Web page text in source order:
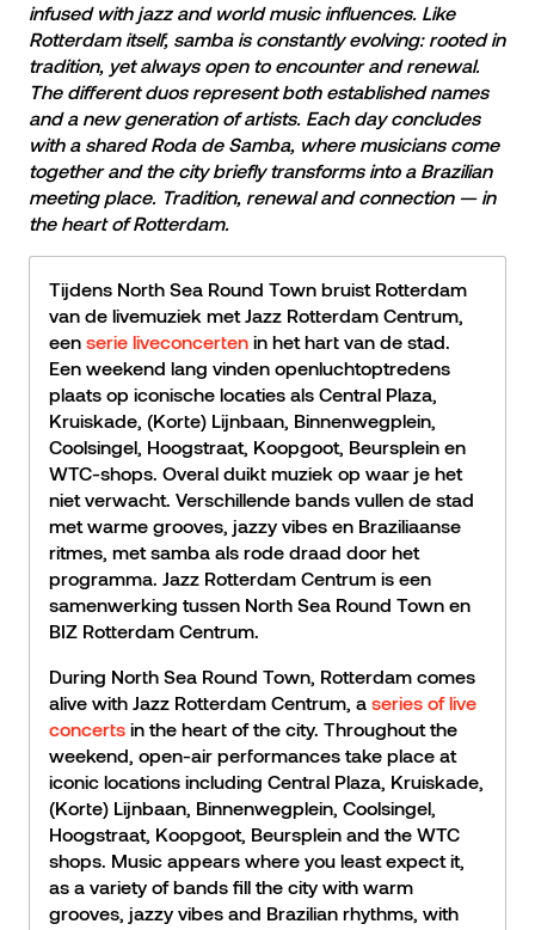
infused with jazz and world music influences. Like
Rotterdam itself, samba is constantly evolving: rooted in
tradition, yet always open to encounter and renewal.
The different duos represent both established names
and a new generation of artists. Each day concludes
with a shared Roda de Samba, where musicians come
together and the city briefly transforms into a Brazilian
meeting place. Tradition, renewal and connection — in
the heart of Rotterdam.
Tijdens North Sea Round Town bruist Rotterdam
van de livemuziek met Jazz Rotterdam Centrum,
een serie liveconcerten in het hart van de stad.
Een weekend lang vinden openluchtoptredens
plaats op iconische locaties als Central Plaza,
Kruiskade, (Korte) Lijnbaan, Binnenwegplein,
Coolsingel, Hoogstraat, Koopgoot, Beursplein en
WTC-shops. Overal duikt muziek op waar je het
niet verwacht. Verschillende bands vullen de stad
met warme grooves, jazzy vibes en Braziliaanse
ritmes, met samba als rode draad door het
programma. Jazz Rotterdam Centrum is een
samenwerking tussen North Sea Round Town en
BIZ Rotterdam Centrum.
During North Sea Round Town, Rotterdam comes
alive with Jazz Rotterdam Centrum, a series of live
concerts in the heart of the city. Throughout the
weekend, open-air performances take place at
iconic locations including Central Plaza, Kruiskade,
(Korte) Lijnbaan, Binnenwegplein, Coolsingel,
Hoogstraat, Koopgoot, Beursplein and the WTC
shops. Music appears where you least expect it,
as a variety of bands fill the city with warm
grooves, jazzy vibes and Brazilian rhythms, with